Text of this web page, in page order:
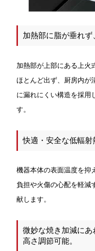
加熱部に脂が垂れず
加熱部が上部にある上火
ほとんど出ず、厨房内が
に漏れにくい構造を採用
す。
快適・安全な低輻射
機器本体の表面温度を抑
負担や火傷の心配を軽減
献します。
微妙な焼き加減にあ
高さ調節可能。